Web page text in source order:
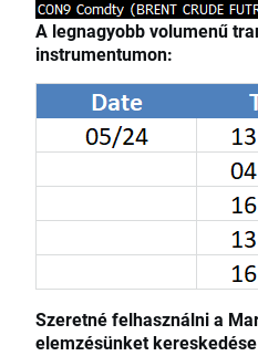
A legnagyobb volumenű
instrumentumon:​​​​​​​​​​​​​​​​​​​​​​​​​​​​​​​​​​​​​​​​​​​​​​​​​​​​​​​​​​​​​​​​​​​​​​​​​​​​​​​​​​​​​​​​​​​​​​​​​​​​​​​​​​​​​​​​​​​​​​​​​​​​​​​​​​​​​​​​​​​​​​​​​​​​​​​​​​​​​​​​​​​​​​​​​​​​​​​​​​​​​​​​​​​​​​​​​​​​​​​​​​​​​​​​​​​​​​​​​​​​​​​​​​​​​​​​​​​​​​​​​​​​​​​​​​​​​​​​​​​
Szeretné felhasználni a
elemzésünket